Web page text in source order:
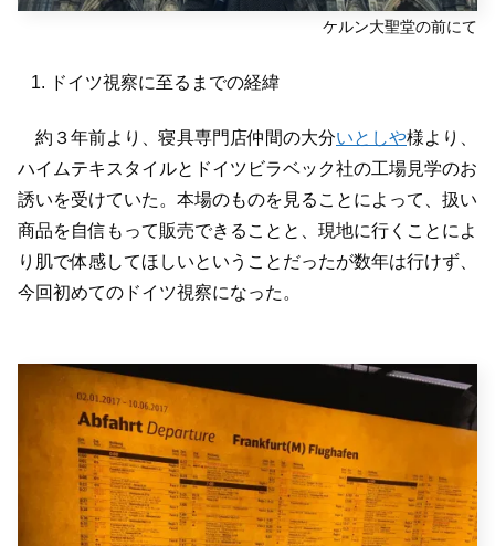
ケルン大聖堂の前にて
ドイツ視察に至るまでの経緯
約３年前より、寝具専門店仲間の大分いとしや様より、
ハイムテキスタイルとドイツビラベック社の工場見学のお
誘いを受けていた。本場のものを見ることによって、扱い
商品を自信もって販売できることと、現地に行くことによ
り肌で体感してほしいということだったが数年は行けず、
今回初めてのドイツ視察になった。